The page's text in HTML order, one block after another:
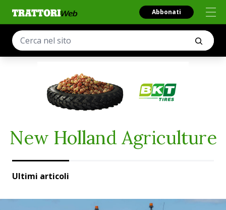
Abbonati
New Holland Agriculture
Ultimi articoli